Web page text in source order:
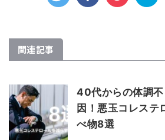
関連記事
40代からの体調
因！悪玉コレステ
べ物8選